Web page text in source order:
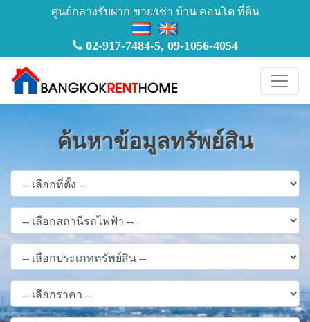
ศูนย์กลางรับฝาก ขาย/เช่า บ้าน คอนโด ที่ดิน
02-917-7484-5, 09-1056-4054
ค้นหาข้อมูลทรัพย์สิน